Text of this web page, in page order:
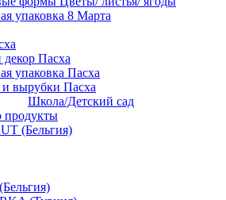
упаковка 8 Марта
Пасха
упаковка Пасха
вырубки Пасха
Школа/Детский сад
продукты
(Бельгия)